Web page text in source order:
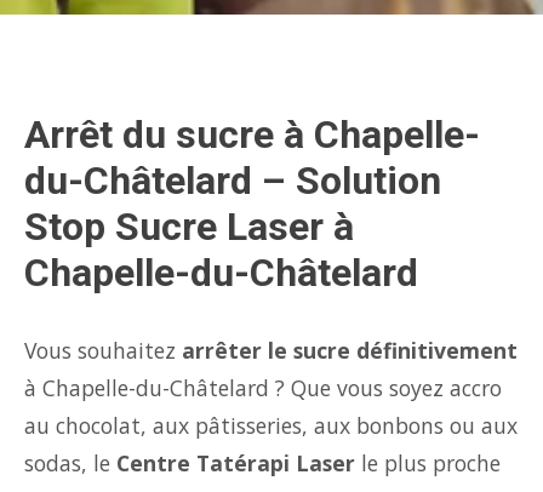
Arrêt du sucre à Chapelle-
du-Châtelard – Solution
Stop Sucre Laser à
Chapelle-du-Châtelard
Vous souhaitez arrêter le sucre définitivement
à Chapelle-du-Châtelard ? Que vous soyez accro
au chocolat, aux pâtisseries, aux bonbons ou aux
sodas, le Centre Tatérapi Laser le plus proche